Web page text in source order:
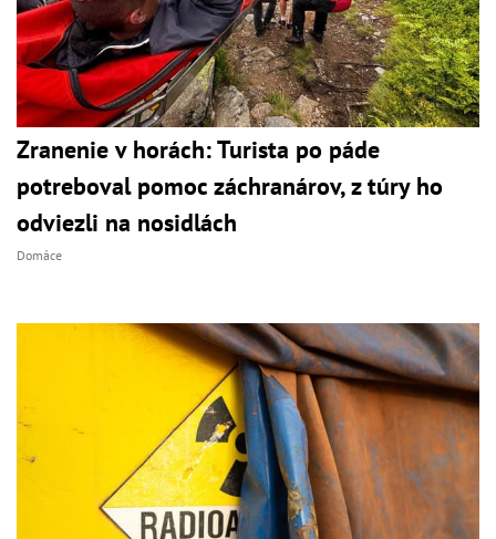
Zranenie v horách: Turista po páde
potreboval pomoc záchranárov, z túry ho
odviezli na nosidlách
Domáce